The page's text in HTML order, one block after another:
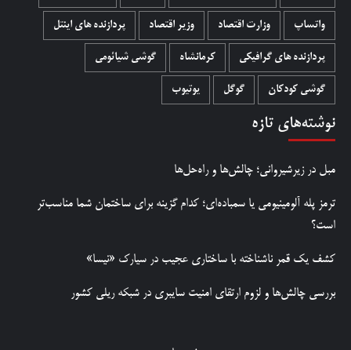
واتساپ وزارت اقتصاد وزیر اقتصاد پردازنده های اینتل
پردازنده های گرافیکی کرمانشاه گوشی شیائومی
گوشی کودکان گوگل یوتیوب
نوشته‌های تازه
مبل در زیرشیروانی؛ چالش‌ها و راه‌حل‌ها
ترمز پله آلومینیومی یا سمباده‌ای؛ کدام گزینه برای ساختمان شما مناسب‌تر
است؟
کشف یک قمر ناشناخته با ساختاری عجیب در سیارک «نیسا»
بررسی چالش‌ها و لزوم ارتقای امنیت سایبری در شبکه ریلی کشور